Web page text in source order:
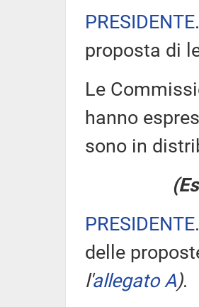
PRESIDENTE
proposta di
Le
hanno
sono in
PRESIDENTE
delle
l'allegato A).